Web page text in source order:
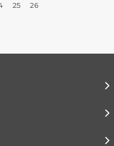
25
26